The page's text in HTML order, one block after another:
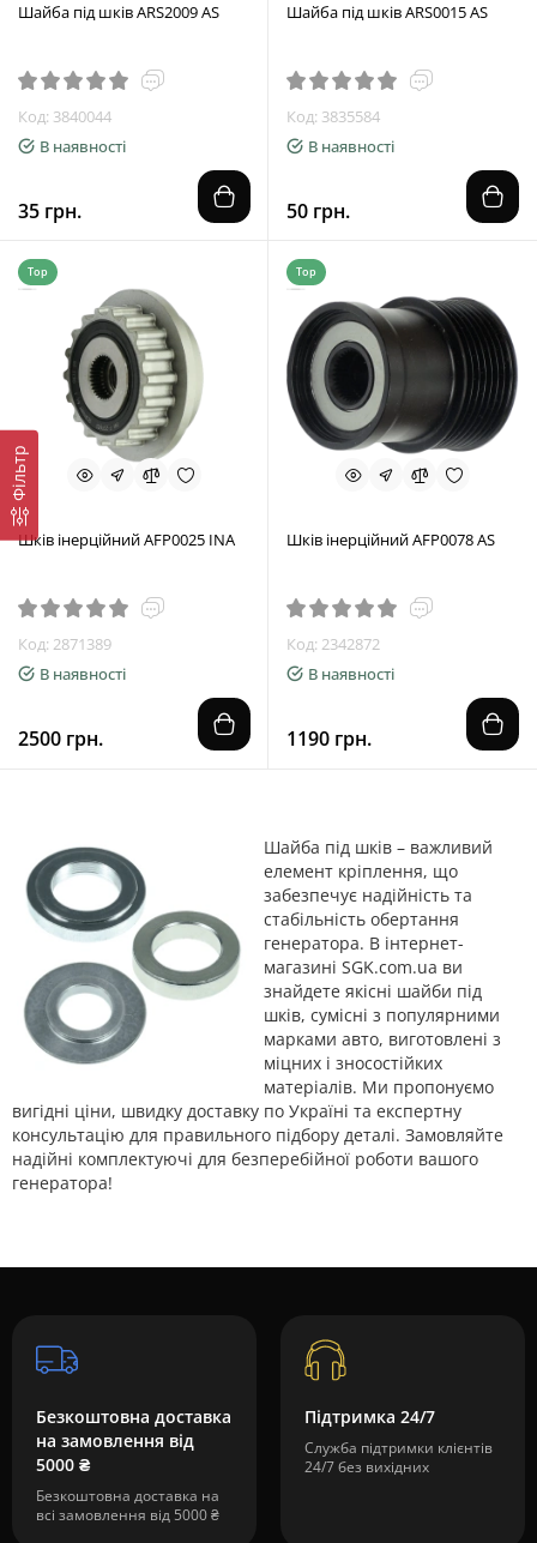
Фільтр
Шайба під шків ARS2009 AS
Код: 3840044
В наявності
35 грн.
Шайба під шків ARS0015 AS
Код: 3835584
В наявності
50 грн.
Top
Шків інерційний AFP0025 INA
Код: 2871389
В наявності
2500 грн.
Top
Шків інерційний AFP0078 AS
Код: 2342872
В наявності
1190 грн.
Шайба під шків – важливий
елемент кріплення, що
забезпечує надійність та
стабільність обертання
генератора. В інтернет-
магазині SGK.com.ua ви
знайдете якісні шайби під
шків, сумісні з популярними
марками авто, виготовлені з
міцних і зносостійких
матеріалів. Ми пропонуємо
вигідні ціни, швидку доставку по Україні та експертну
консультацію для правильного підбору деталі. Замовляйте
надійні комплектуючі для безперебійної роботи вашого
генератора!
Безкоштовна доставка
на замовлення від
5000 ₴
Безкоштовна доставка на
всі замовлення від 5000 ₴
Підтримка 24/7
Служба підтримки клієнтів
24/7 без вихідних